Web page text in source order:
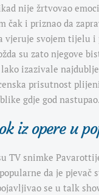
nije žrtvovao
čak i priznao da
vjeruje svojem tijelu i
su zato njegove
izazivale najdublje
prisutnost
gdje god nastupao.
iz opere u
TV snimke
da je pjevač
se u talk